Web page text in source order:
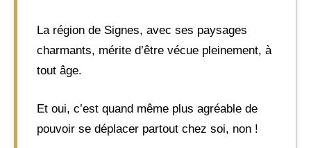
La région de Signes, avec ses paysages
charmants, mérite d’être vécue pleinement, à
tout âge.
Et oui, c’est quand même plus agréable de
pouvoir se déplacer partout chez soi, non !